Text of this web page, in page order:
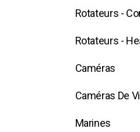
Rotateurs -
Rotateurs -
Caméras
Caméras De
Marines